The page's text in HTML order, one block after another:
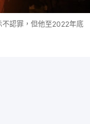
認罪，但他至2022年底